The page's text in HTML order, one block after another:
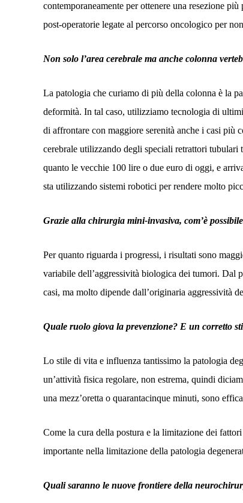
contemporaneamente per ottenere una resezione
post-operatorie legate al percorso oncologico per
Non solo l’area cerebrale ma anche colonna
La patologia che curiamo di più della colonna è la
deformità. In tal caso, utilizziamo tecnologia di
di affrontare con maggiore serenità anche i casi
cerebrale utilizzando degli speciali retrattori
quanto le vecchie 100 lire o due euro di oggi, e
sta utilizzando sistemi robotici per rendere molto
Grazie alla chirurgia mini-invasiva, com’è
Per quanto riguarda i progressi, i risultati sono
variabile dell’aggressività biologica dei tumori. Dal
casi, ma molto dipende dall’originaria aggressività
Quale ruolo giova la prevenzione? E un corretto
Lo stile di vita e influenza tantissimo la patologia
un’attività fisica regolare, non estrema, quindi
una mezz’oretta o quarantacinque minuti, sono
Come la cura della postura e la limitazione dei
importante nella limitazione della patologia
Quali saranno le nuove frontiere della